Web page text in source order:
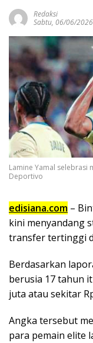
Redaksi
Sabtu, 06/06/
Lamine Yamal selebrasi
Deportivo
edisiana.com –
kini menyandang
transfer tertinggi
Berdasarkan
berusia 17 tahun
juta atau sekitar
Angka tersebut
para pemain elite